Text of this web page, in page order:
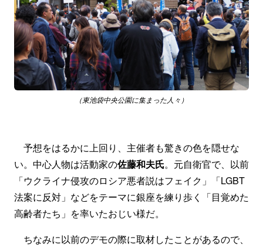
（東池袋中央公園に集まった人々）
予想をはるかに上回り、主催者も驚きの色を隠せな
い。中心人物は活動家の佐藤和夫氏。元自衛官で、以前
「ウクライナ侵攻のロシア悪者説はフェイク」「LGBT
法案に反対」などをテーマに銀座を練り歩く「目覚めた
高齢者たち」を率いたおじい様だ。
ちなみに以前のデモの際に取材したことがあるので、